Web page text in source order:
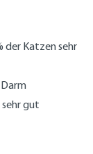
der Katzen sehr
gut